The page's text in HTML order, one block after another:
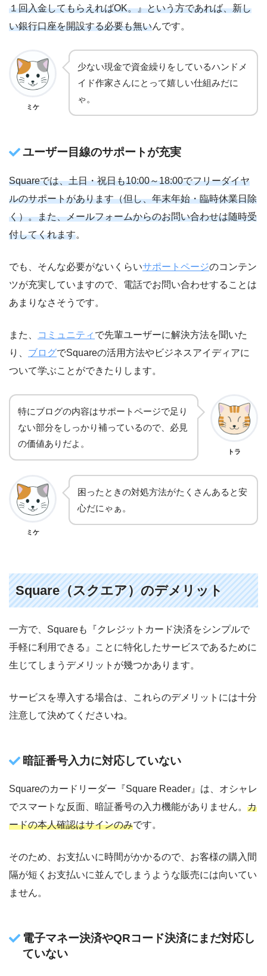
１回入金してもらえればOK。』という方であれば、新し
い銀行口座を開設する必要も無いんです。
ミケ
少ない現金で資金繰りをしているハンドメ
イド作家さんにとって嬉しい仕組みだに
ゃ。
ユーザー目線のサポートが充実
Squareでは、土日・祝日も10:00～18:00でフリーダイヤ
ルのサポートがあります（但し、年末年始・臨時休業日除
く）。また、メールフォームからのお問い合わせは随時受
付してくれます。
でも、そんな必要がないくらいサポートページのコンテン
ツが充実していますので、電話でお問い合わせすることは
あまりなさそうです。
また、 コミュニティ で先輩ユーザーに解決方法を聞いた
り、 ブログでSquareの活用方法やビジネスアイディアに
ついて学ぶことができたりします。
特にブログの内容はサポートページで足り
ない部分をしっかり補っているので、必見
の価値ありだよ。
トラ
ミケ
困ったときの対処方法がたくさんあると安
心だにゃぁ。
Square（スクエア）のデメリット
一方で、Squareも『クレジットカード決済をシンプルで
手軽に利用できる』ことに特化したサービスであるために
生じてしまうデメリットが幾つかあります。
サービスを導入する場合は、これらのデメリットには十分
注意して決めてくださいね。
暗証番号入力に対応していない
Squareのカードリーダー『Square Reader』は、オシャレ
でスマートな反面、暗証番号の入力機能がありません。 カ
ードの本人確認はサインのみです。
そのため、お支払いに時間がかかるので、お客様の購入間
隔が短くお支払いに並んでしまうような販売には向いてい
ません。
電子マネー決済やQRコード決済にまだ対応し
ていない